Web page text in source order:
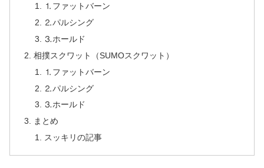
⒈ファットバーン
⒉パルシング
⒊ホールド
相撲スクワット（SUMOスクワット）
⒈ファットバーン
⒉パルシング
⒊ホールド
まとめ
スッキリの記事